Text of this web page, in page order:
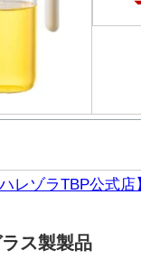
レゾラTBP公式店
ス製製品